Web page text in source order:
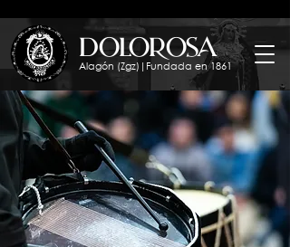
Alagón (Zgz)|Fundada en 1861
dolorosa